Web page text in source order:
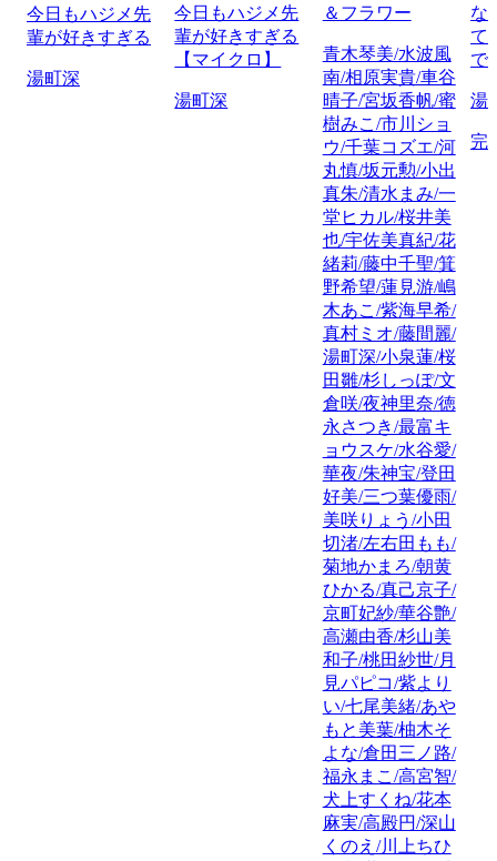
今日もハジメ先
輩が好きすぎる
湯町深
今日もハジメ先
輩が好きすぎる
【マイクロ】
湯町深
＆フラワー
青木琴美/水波風
南/相原実貴/車谷
晴子/宮坂香帆/蜜
樹みこ/市川ショ
ウ/千葉コズエ/河
丸慎/坂元勲/小出
真朱/清水まみ/一
堂ヒカル/桜井美
也/宇佐美真紀/花
緒莉/藤中千聖/箕
野希望/蓮見游/嶋
木あこ/紫海早希/
真村ミオ/藤間麗/
湯町深/小泉蓮/桜
田雛/杉しっぽ/文
倉咲/夜神里奈/徳
永さつき/最富キ
ョウスケ/水谷愛/
華夜/朱神宝/登田
好美/三つ葉優雨/
美咲りょう/小田
切渚/左右田もも/
菊地かまろ/朝黄
ひかる/真己京子/
京町妃紗/華谷艶/
高瀬由香/杉山美
和子/桃田紗世/月
見パピコ/紫より
い/七尾美緒/あや
もと美葉/柚木そ
よな/倉田三ノ路/
福永まこ/高宮智/
犬上すくね/花本
麻実/高殿円/深山
くのえ/川上ちひ
な
て
で
湯
完